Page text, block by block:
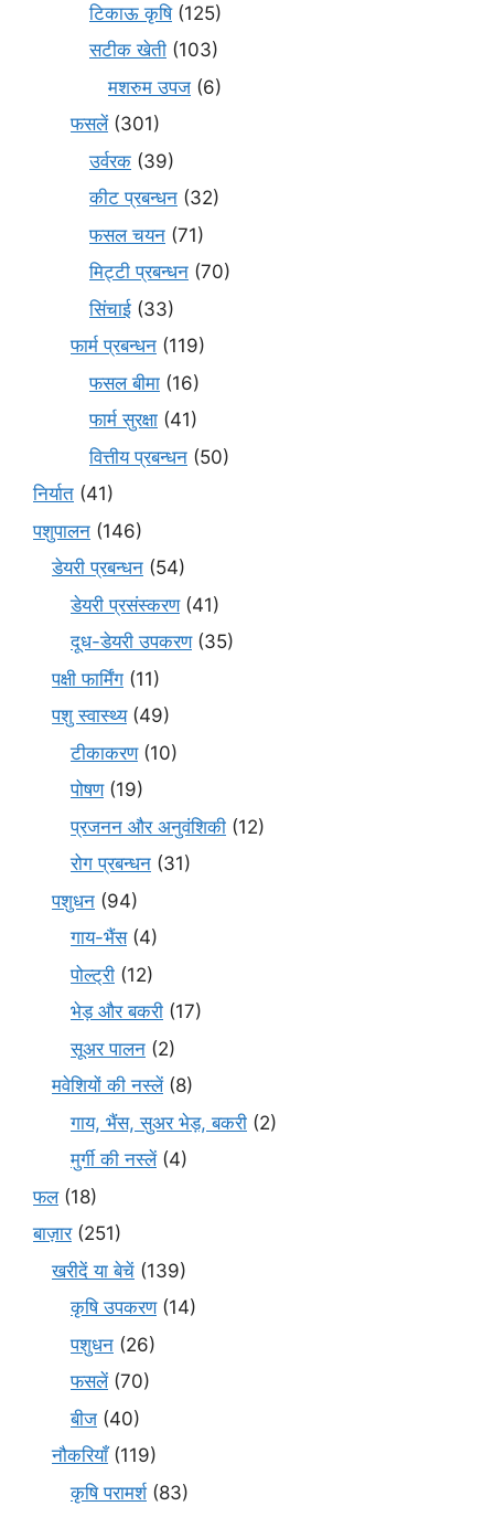
टिकाऊ कृषि(125)
सटीक खेती (103)
मशरुम उपज (6)
फसलें(301)
उर्वरक (39)
कीट प्रबन्धन (32)
फसल चयन (71)
मि‌ट्टी प्रबन्धन (70)
सिंचाई (33)
फार्म प्रबन्धन (119)
फसल बीमा (16)
फार्म सुरक्षा (41)
वित्तीय प्रबन्धन (50)
निर्यात (41)
पशुपालन (146)
डेयरी प्रबन्धन (54)
डेयरी प्रसंस्करण(41)
दूध-डेयरी उपकरण(35)
पक्षी फार्मिंग (11)
पशु स्वास्थ्य(49)
टीकाकरण(10)
पोषण(19)
प्रजनन और अनुवंशिकी (12)
रोग प्रबन्धन (31)
पशुधन (94)
गाय-भैंस(4)
पोल्ट्री (12)
भेड़ और बकरी (17)
सूअर पालन (2)
मवेशियों की नस्लें(8)
गाय, भैंस, सुअर भेड़, बकरी (2)
मुर्गी की नस्लें(4)
फल(18)
बाज़ार(251)
खरीदें या बेचें (139)
कृषि उपकरण(14)
पशुधन (26)
फसलें(70)
बीज (40)
नौकरियाँ(119)
कृषि परामर्श(83)